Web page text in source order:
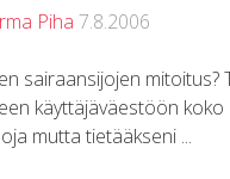
Piha 7.8.2006
sairaansijojen
käyttäjäväestöön
mutta tietääkseni ...